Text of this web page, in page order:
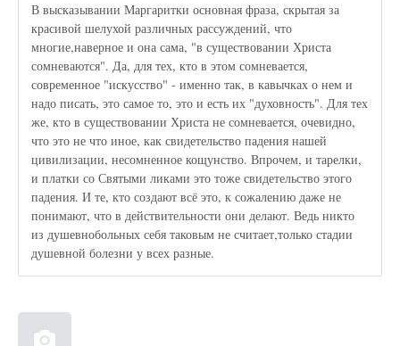
В высказывании Маргаритки основная фраза, скрытая за
красивой шелухой различных рассуждений, что
многие,наверное и она сама, "в существовании Христа
сомневаются". Да, для тех, кто в этом сомневается,
современное "искусство" - именно так, в кавычках о нем и
надо писать, это самое то, это и есть их "духовность". Для тех
же, кто в существовании Христа не сомневается, очевидно,
что это не что иное, как свидетельство падения нашей
цивилизации, несомненное кощунство. Впрочем, и тарелки,
и платки со Святыми ликами это тоже свидетельство этого
падения. И те, кто создают всё это, к сожалению даже не
понимают, что в действительности они делают. Ведь никто
из душевнобольных себя таковым не считает,только стадии
душевной болезни у всех разные.